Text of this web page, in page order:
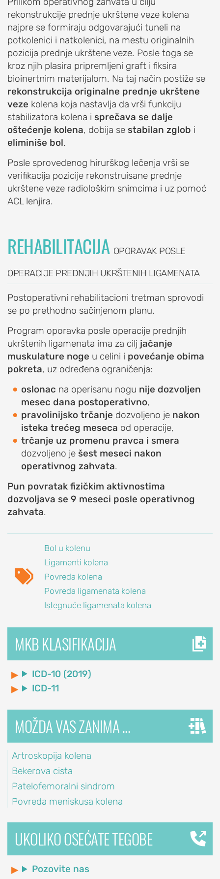
POVREDE
I
OBOLJENJA
ŠAKE
Artroza
korena
palca
(rizartroza,
rizartritis)
De
Kervenov
sindrom
(De
Quervainova
kontraktura
Prelom
šake
(prelom
ručnog
zgloba)
karpalnog
tunela
Skijaški
(palac
lovočuvara)
Škljocavi
prst
(škljocajući
prst)
Viseći
prst
(čekićasti
prst)
PROCEDURE
LEČENJE
ŠAKE
Artroskopija
Dekompresija
karpalnog
tunela
STOPALO
POVREDE
I
OBOLJENJA
STOPALA
Povreda
Ahilove
tetive
(hallux
valgus)
u
rekonstrukcije prednje ukrštene veze kolena
najpre se formiraju odgovarajući tuneli na
potkolenici i natkolenici, na mestu originalnih
pozicija prednje ukrštene veze. Posle toga se
kroz njih plasira pripremljeni graft i fiksira
bioinertnim materijalom. Na taj način postiže se
rekonstrukcija originalne prednje ukrštene
veze kolena koja nastavlja da vrši funkciju
stabilizatora kolena i sprečava se dalje
oštećenje kolena, dobija se stabilan zglob i
eliminiše bol.
Posle sprovedenog hirurškog lečenja vrši se
verifikacija pozicije rekonstruisane prednje
ukrštene veze radiološkim snimcima i uz pomoć
ACL lenjira.
REHABILITACIJA OPORAVAK POSLE
OPERACIJE PREDNJIH UKRŠTENIH LIGAMENATA
Postoperativni rehabilitacioni tretman sprovodi
se po prethodno sačinjenom planu.
Program oporavka posle operacije prednjih
ukrštenih ligamenata ima za cilj jačanje
muskulature noge u celini i povećanje obima
pokreta, uz određena ograničenja:
oslonac na operisanu nogu nije dozvoljen
mesec dana postoperativno,
pravolinijsko trčanje dozvoljeno je nakon
isteka trećeg meseca od operacije,
trčanje uz promenu pravca i smera
dozvoljeno je šest meseci nakon
operativnog zahvata.
Pun povratak fizičkim aktivnostima
dozvoljava se 9 meseci posle operativnog
zahvata.

Bol u kolenu
Ligamenti kolena
Povreda kolena
Povreda ligamenata kolena
Istegnuće ligamenata kolena
MKB KLASIFIKACIJA
ICD-10 (2019)
ICD-11
MOŽDA VAS ZANIMA ...
Artroskopija kolena
Bekerova cista
Patelofemoralni sindrom
Povreda meniskusa kolena
UKOLIKO OSEĆATE TEGOBE
Pozovite nas